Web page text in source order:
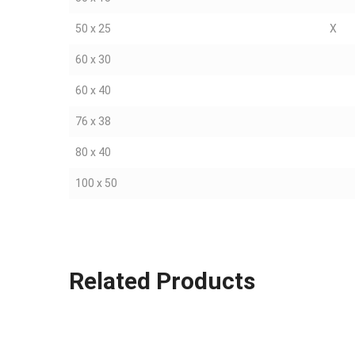
50 x 25 X
60 x 30
60 x 40
76 x 38
80 x 40
100 x 50
Related Products